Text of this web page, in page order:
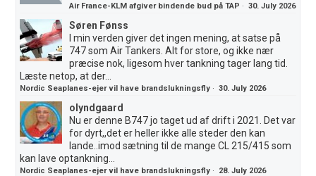
Air France-KLM afgiver bindende bud på TAP ·30. July 2026
Søren Fønss
I min verden giver det ingen mening, at satse på
747 som Air Tankers. Alt for store, og ikke nær
præcise nok, ligesom hver tankning tager lang tid.
Læste netop, at der...
Nordic Seaplanes-ejer vil have brandslukningsfly ·30. July 2026
olyndgaard
Nu er denne B747 jo taget ud af drift i 2021. Det var
for dyrt,,det er heller ikke alle steder den kan
lande..imod sætning til de mange CL 215/415 som
kan lave optankning...
Nordic Seaplanes-ejer vil have brandslukningsfly · 28. July 2026